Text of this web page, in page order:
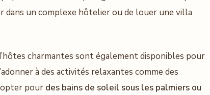
dans un complexe hôtelier ou de louer une villa
charmantes sont également disponibles pour
à des activités relaxantes comme des
opter pour des bains de soleil sous les palmiers ou